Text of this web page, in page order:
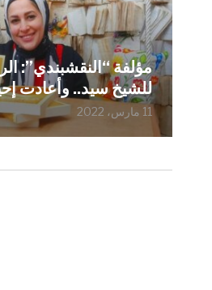
مؤلفة “النقشبندي”:
للشيخ سيد.. وأعادت
11 مارس، 2022